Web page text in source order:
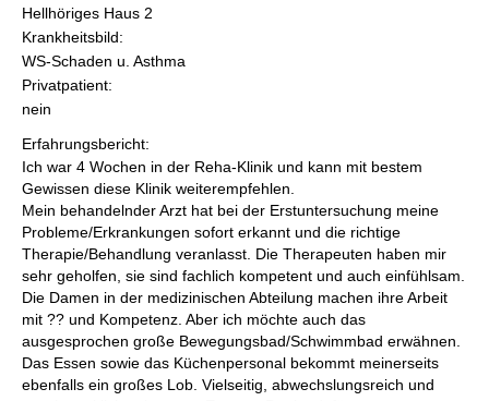
Hellhöriges Haus 2
Krankheitsbild:
WS-Schaden u. Asthma
Privatpatient:
nein
Erfahrungsbericht:
Ich war 4 Wochen in der Reha-Klinik und kann mit bestem
Gewissen diese Klinik weiterempfehlen.
Mein behandelnder Arzt hat bei der Erstuntersuchung meine
Probleme/Erkrankungen sofort erkannt und die richtige
Therapie/Behandlung veranlasst. Die Therapeuten haben mir
sehr geholfen, sie sind fachlich kompetent und auch einfühlsam.
Die Damen in der medizinischen Abteilung machen ihre Arbeit
mit ?? und Kompetenz. Aber ich möchte auch das
ausgesprochen große Bewegungsbad/Schwimmbad erwähnen.
Das Essen sowie das Küchenpersonal bekommt meinerseits
ebenfalls ein großes Lob. Vielseitig, abwechslungsreich und